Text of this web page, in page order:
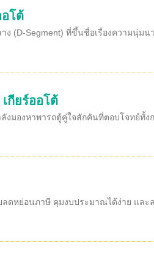
โต้
ง (D-Segment) ที่ขึ้นชื่อเรื่องความนุ่มน
กียร์ออโต้
งมองหาพารถตู้คู่ใจสักคันที่ตอบโจทย์ทั้ง
ดหย่อนภาษี คุมงบประมาณได้ง่าย และ